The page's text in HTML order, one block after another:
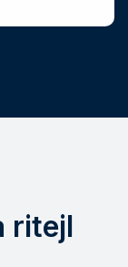
ritejl